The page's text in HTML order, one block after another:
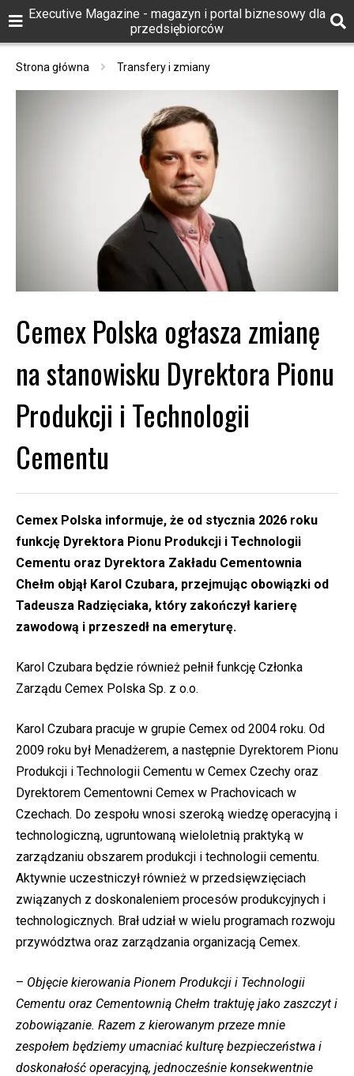
Executive Magazine - magazyn i portal biznesowy dla
przedsiębiorców
Strona główna Transfery i zmiany
Cemex Polska ogłasza zmianę
na stanowisku Dyrektora Pionu
Produkcji i Technologii
Cementu
Cemex Polska informuje, że od stycznia 2026 roku
funkcję Dyrektora Pionu Produkcji i Technologii
Cementu oraz Dyrektora Zakładu Cementownia
Chełm objął Karol Czubara, przejmując obowiązki od
Tadeusza Radzięciaka, który zakończył karierę
zawodową i przeszedł na emeryturę.
Karol Czubara będzie również pełnił funkcję Członka
Zarządu Cemex Polska Sp. z o.o.
Karol Czubara pracuje w grupie Cemex od 2004 roku. Od
2009 roku był Menadżerem, a następnie Dyrektorem Pionu
Produkcji i Technologii Cementu w Cemex Czechy oraz
Dyrektorem Cementowni Cemex w Prachovicach w
Czechach. Do zespołu wnosi szeroką wiedzę operacyjną i
technologiczną, ugruntowaną wieloletnią praktyką w
zarządzaniu obszarem produkcji i technologii cementu.
Aktywnie uczestniczył również w przedsięwzięciach
związanych z doskonaleniem procesów produkcyjnych i
technologicznych. Brał udział w wielu programach rozwoju
przywództwa oraz zarządzania organizacją Cemex.
– Objęcie kierowania Pionem Produkcji i Technologii
Cementu oraz Cementownią Chełm traktuję jako zaszczyt i
zobowiązanie. Razem z kierowanym przeze mnie
zespołem będziemy umacniać kulturę bezpieczeństwa i
doskonałość operacyjną, jednocześnie konsekwentnie